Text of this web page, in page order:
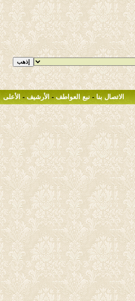
الاتصال بنا - نبع العواطف - الأرشيف - الأعلى